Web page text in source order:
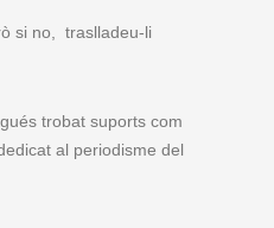
si no, traslladeu-li
trobat suports com
al periodisme del